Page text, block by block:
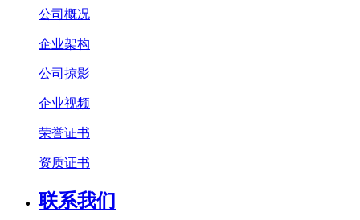
公司概况
企业架构
公司掠影
企业视频
荣誉证书
资质证书
联系我们